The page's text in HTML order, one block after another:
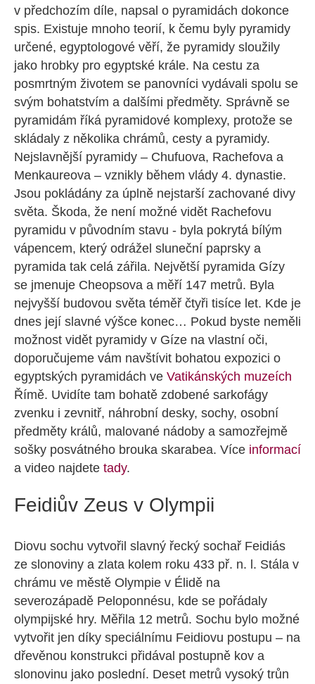
v předchozím díle, napsal o pyramidách dokonce
spis. Existuje mnoho teorií, k čemu byly pyramidy
určené, egyptologové věří, že pyramidy sloužily
jako hrobky pro egyptské krále. Na cestu za
posmrtným životem se panovníci vydávali spolu se
svým bohatstvím a dalšími předměty. Správně se
pyramidám říká pyramidové komplexy, protože se
skládaly z několika chrámů, cesty a pyramidy.
Nejslavnější pyramidy – Chufuova, Rachefova a
Menkaureova – vznikly během vlády 4. dynastie.
Jsou pokládány za úplně nejstarší zachované divy
světa. Škoda, že není možné vidět Rachefovu
pyramidu v původním stavu - byla pokrytá bílým
vápencem, který odrážel sluneční paprsky a
pyramida tak celá zářila. Největší pyramida Gízy
se jmenuje Cheopsova a měří 147 metrů. Byla
nejvyšší budovou světa téměř čtyři tisíce let. Kde je
dnes její slavné výšce konec… Pokud byste neměli
možnost vidět pyramidy v Gíze na vlastní oči,
doporučujeme vám navštívit bohatou expozici o
egyptských pyramidách ve Vatikánských muzeích
Římě. Uvidíte tam bohatě zdobené sarkofágy
zvenku i zevnitř, náhrobní desky, sochy, osobní
předměty králů, malované nádoby a samozřejmě
sošky posvátného brouka skarabea. Více informací
a video najdete tady.
Feidiův Zeus v Olympii
Diovu sochu vytvořil slavný řecký sochař Feidiás
ze slonoviny a zlata kolem roku 433 př. n. l. Stála v
chrámu ve městě Olympie v Élidě na
severozápadě Peloponnésu, kde se pořádaly
olympijské hry. Měřila 12 metrů. Sochu bylo možné
vytvořit jen díky speciálnímu Feidiovu postupu – na
dřevěnou konstrukci přidával postupně kov a
slonovinu jako poslední. Deset metrů vysoký trůn